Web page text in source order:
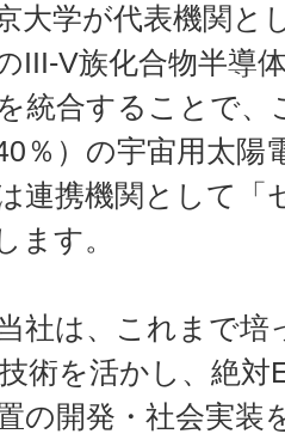
大学が代表機関と
III-V族化合物半導
統合することで、
％）の宇宙用太陽
連携機関として「
ます。
社は、これまで培
術を活かし、絶
の開発・社会実装